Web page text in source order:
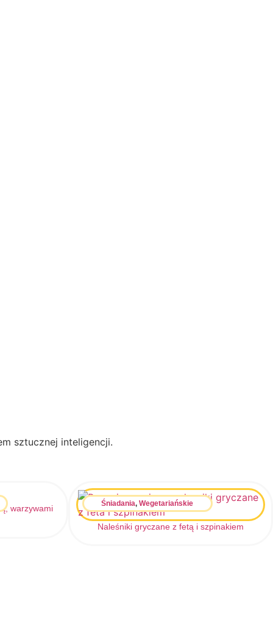
sztucznej inteligencji.
warzywami
Śniadania,Wegetariańskie
Naleśniki gryczane z fetą i szpinakiem